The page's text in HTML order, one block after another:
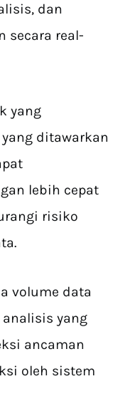
dan
secara real-
yang
ditawarkan
lebih cepat
risiko
volume data
yang
ancaman
oleh sistem